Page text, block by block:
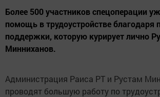
Более 500 участников спецоперации
помощь в трудоустройстве благодаря
поддержки, которую курирует лично
Минниханов.
Администрация Раиса РТ и Рустам
проводят большую работу по